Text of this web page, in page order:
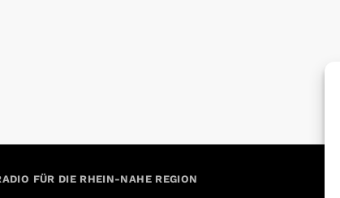
FÜR DIE RHEIN-NAHE REGION